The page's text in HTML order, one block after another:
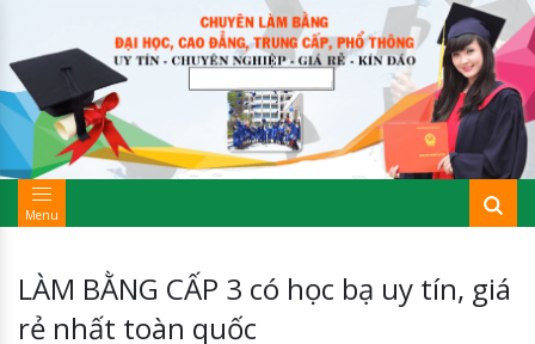
Menu
LÀM BẰNG CẤP 3 có học bạ uy tín, giá
rẻ nhất toàn quốc